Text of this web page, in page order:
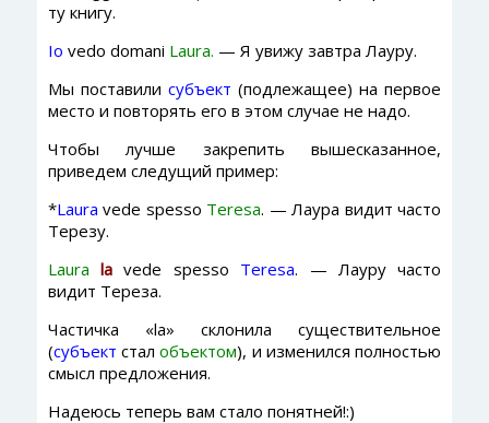
ту книгу.
Io vedo domani Laura. — Я увижу завтра Лауру.
Мы поставили субъект (подлежащее) на первое
место и повторять его в этом случае не надо.
Чтобы лучше закрепить вышесказанное,
приведем следущий пример:
*Laura vede spesso Teresa. — Лаура видит часто
Терезу.
Laura la vede spesso Teresa. — Лауру часто
видит Тереза.
Частичка «la» склонила существительное
(субъект сталобъектом), и изменился полностью
смысл предложения.
Надеюсь теперь вам стало понятней!:)